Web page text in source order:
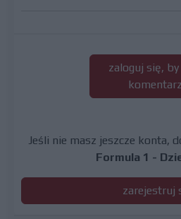
zaloguj się,
Jeśli nie masz jeszcze konta,
Formula 1 -
zarejestruj